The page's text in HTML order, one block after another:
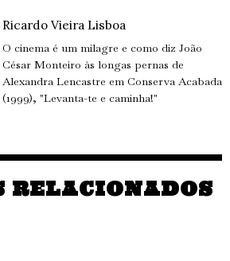
Ricardo Vieira Lisboa
O cinema é um milagre e como diz João
César Monteiro às longas pernas de
Alexandra Lencastre em Conserva Acabada
(1999), "Levanta-te e caminha!"
RELACIONADOS